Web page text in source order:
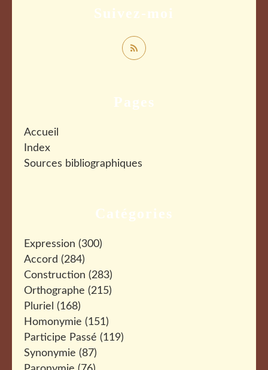
Catégories
Expression (300)
Accord (284)
Construction (283)
Orthographe (215)
Pluriel (168)
Homonymie (151)
Participe Passé (119)
Synonymie (87)
Pages
Accueil
Index
Sources bibliographiques
Suivez-moi